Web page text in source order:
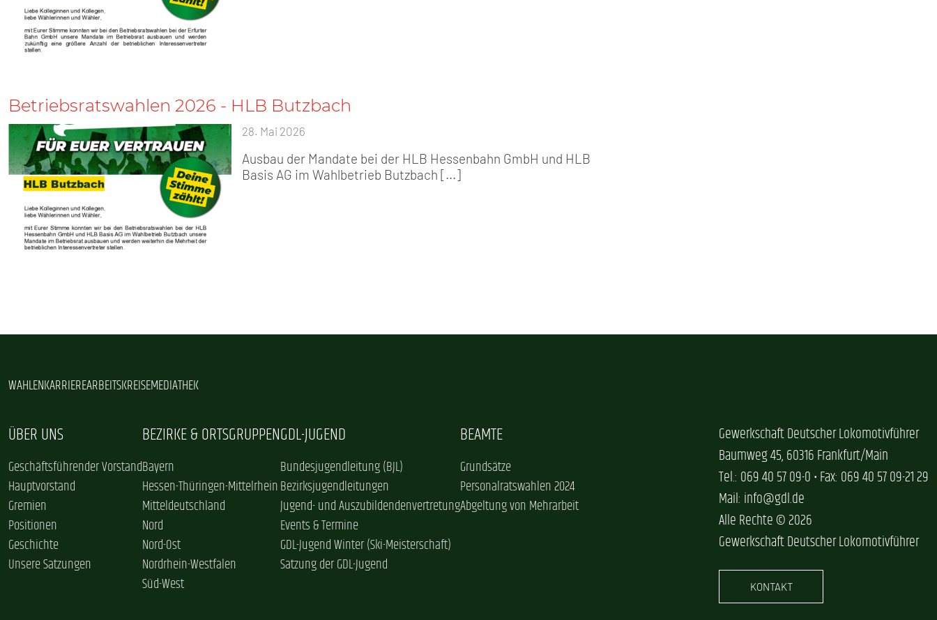
Betriebsratswahlen 2026 - HLB Butzbach
28. Mai 2026
Ausbau der Mandate bei der HLB Hessenbahn GmbH und HLB
Basis AG im Wahlbetrieb Butzbach [...]
WAHLENKARRIEREARBEITSKREISEMEDIATHEK
ÜBER UNS
Geschäftsführender Vorstand
Hauptvorstand
Gremien
Positionen
Geschichte
Unsere Satzungen
BEZIRKE & ORTSGRUPPEN
Bayern
Hessen-Thüringen-Mittelrhein
Mitteldeutschland
Nord
Nord-Ost
Nordrhein-Westfalen
Süd-West
GDL-JUGEND
Bundesjugendleitung (BJL)
Bezirksjugendleitungen
Jugend- und Auszubildendenvertretung
Events & Termine
GDL-Jugend Winter (Ski-Meisterschaft)
Satzung der GDL-Jugend
BEAMTE
Grundsätze
Personalratswahlen 2024
Abgeltung von Mehrarbeit
Gewerkschaft Deutscher Lokomotivführer
Baumweg 45, 60316 Frankfurt/Main
Tel.: 069 40 57 09-0 • Fax: 069 40 57 09-21 29
Mail: info@gdl.de
Alle Rechte © 2026
Gewerkschaft Deutscher Lokomotivführer
KONTAKT